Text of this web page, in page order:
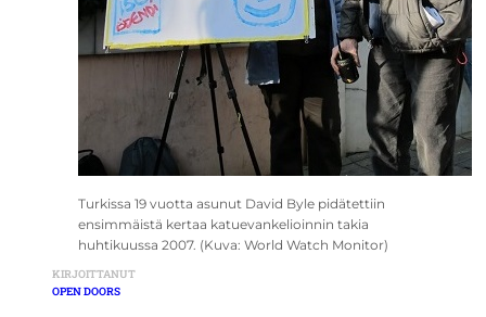
Turkissa 19 vuotta asunut David Byle pidätettiin
ensimmäistä kertaa katuevankelioinnin takia
huhtikuussa 2007. (Kuva: World Watch Monitor)
KIRJOITTANUT
OPEN DOORS